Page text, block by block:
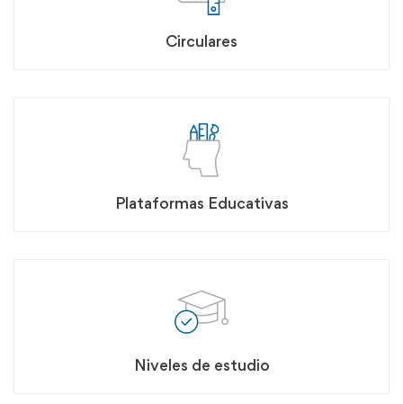
Circulares
Plataformas Educativas
Niveles de estudio